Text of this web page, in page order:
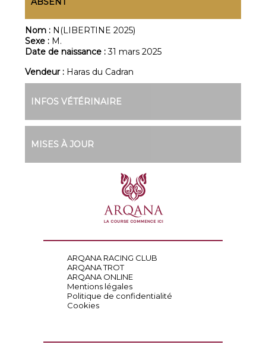
Nom : N(LIBERTINE 2025)
Sexe : M.
Date de naissance :31 mars 2025
Vendeur : Haras du Cadran
INFOS VÉTÉRINAIRE
MISES À JOUR
ARQANA RACING CLUB
ARQANA TROT
ARQANA ONLINE
Mentions légales
Politique de confidentialité
Cookies